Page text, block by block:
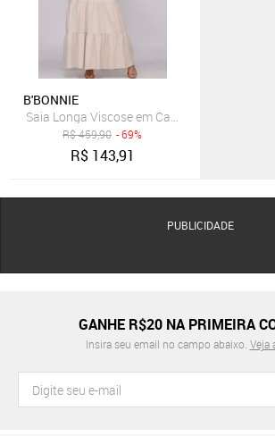
B'BONNIE
Saia Longa Viscose em Camadas B’Bonnie
R$459,90 - 69%
R$ 143,91
PUBLICIDADE
GANHE R$20 NA PRIMEIRA
Insira seu email no campo abaixo. Veja